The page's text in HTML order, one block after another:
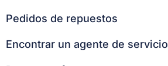
Pedidos de repuestos
Encontrar un agente de servicio